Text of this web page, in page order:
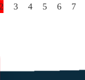
3 4 5 6 7